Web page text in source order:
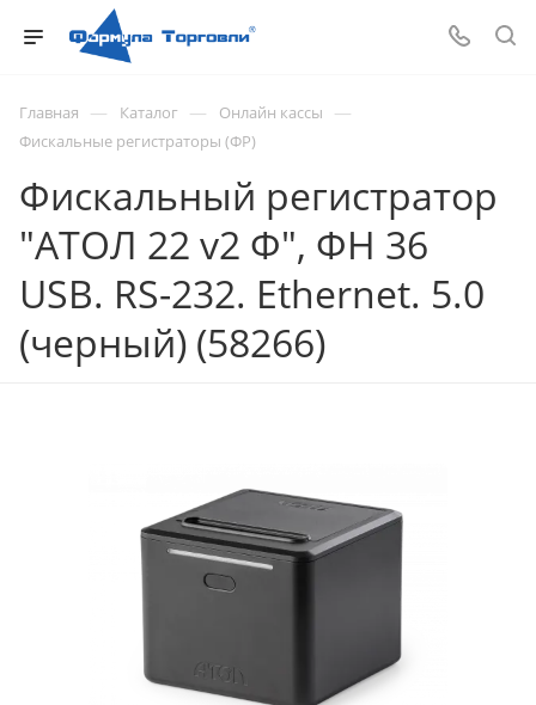
Главная — Каталог — Онлайн кассы —
Фискальные регистраторы (ФР)
Фискальный регистратор
"АТОЛ 22 v2 Ф", ФН 36
USB. RS-232. Ethernet. 5.0
(черный) (58266)